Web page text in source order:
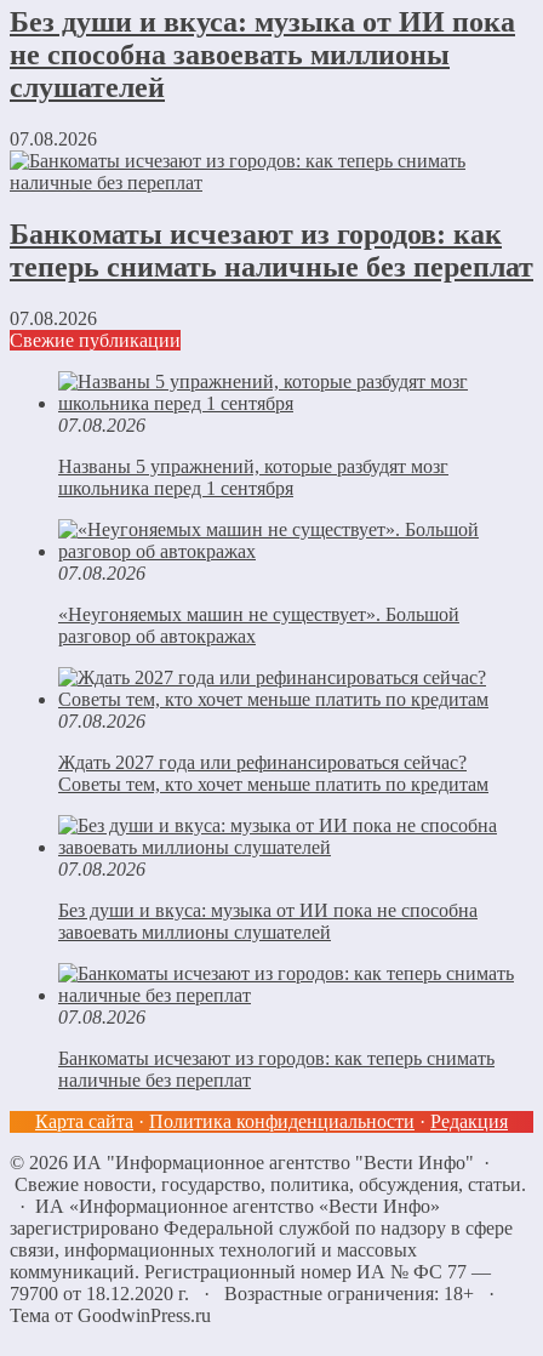
Без души и вкуса: музыка от ИИ пока
не способна завоевать миллионы
слушателей
07.08.2026
Банкоматы исчезают из городов: как
теперь снимать наличные без переплат
07.08.2026
Свежие публикации
07.08.2026
Названы 5 упражнений, которые разбудят мозг
школьника перед 1 сентября
07.08.2026
«Неугоняемых машин не существует». Большой
разговор об автокражах
07.08.2026
Ждать 2027 года или рефинансироваться сейчас?
Советы тем, кто хочет меньше платить по кредитам
07.08.2026
Без души и вкуса: музыка от ИИ пока не способна
завоевать миллионы слушателей
07.08.2026
Банкоматы исчезают из городов: как теперь снимать
наличные без переплат
Карта сайта · Политика конфиденциальности · Редакция
© 2026 ИА "Информационное агентство "Вести Инфо" ·
Свежие новости, государство, политика, обсуждения, статьи.
· ИА «Информационное агентство «Вести Инфо»
зарегистрировано Федеральной службой по надзору в сфере
связи, информационных технологий и массовых
коммуникаций. Регистрационный номер ИА № ФС 77 —
79700 от 18.12.2020 г. · Возрастные ограничения: 18+
·
Тема от GoodwinPress.ru